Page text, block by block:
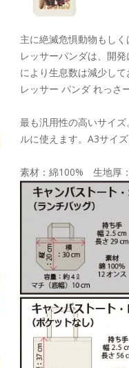
主に絶滅危惧動物もし
レッサーパンダは、開
により生息数は減少し
レッサー パンダ れっさ
最も汎用性の高いサイ
ルに使えます。A3サイ
素材：綿100% 生地厚